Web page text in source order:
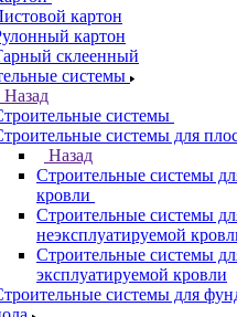
картон
картон
склеенный
системы
Назад
системы
системы для
Назад
Строительные системы
кровли
Строительные системы
неэксплуатируемой
Строительные системы
эксплуатируемой кровли
системы для